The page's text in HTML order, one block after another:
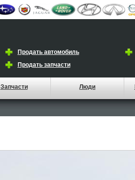
Продать автомобиль
Продать запчасти
Запчасти Люди